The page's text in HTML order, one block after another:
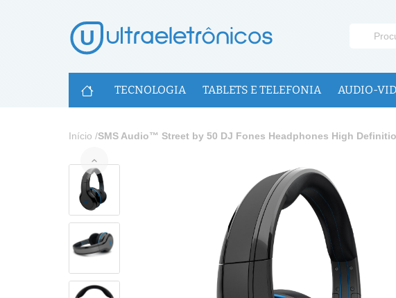
U
TECNOLOGIA TABLETS E TELEFONIA AUDIO-
Início /SMS Audio™ Street by 50 DJ Fones Headphones High